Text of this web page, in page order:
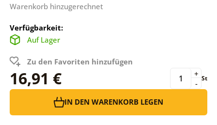
Warenkorb hinzugerechnet
Verfügbarkeit:
Auf Lager
Zu den Favoriten hinzufügen
16,91 € -
+ St
IN DEN WARENKORB LEGEN